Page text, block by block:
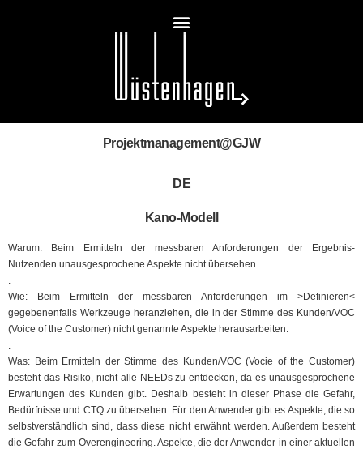
Projektmanagement@GJW
DE
Kano-Modell
Warum: Beim Ermitteln der messbaren Anforderungen der Ergebnis-
Nutzenden unausgesprochene Aspekte nicht übersehen.
.
Wie: Beim Ermitteln der messbaren Anforderungen im >Definieren<
gegebenenfalls Werkzeuge heranziehen, die in der Stimme des Kunden/VOC
(Voice of the Customer) nicht genannte Aspekte herausarbeiten.
.
Was: Beim Ermitteln der Stimme des Kunden/VOC (Vocie of the Customer)
besteht das Risiko, nicht alle NEEDs zu entdecken, da es unausgesprochene
Erwartungen des Kunden gibt. Deshalb besteht in dieser Phase die Gefahr,
Bedürfnisse und CTQ zu übersehen. Für den Anwender gibt es Aspekte, die so
selbstverständlich sind, dass diese nicht erwähnt werden. Außerdem besteht
die Gefahr zum Overengineering. Aspekte, die der Anwender in einer aktuellen